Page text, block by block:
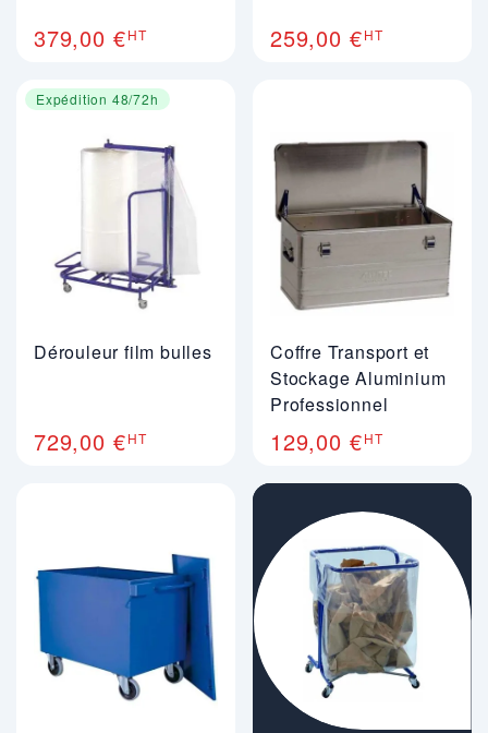
379,00 €HT 259,00 €HT
Expédition 48/72h
Dérouleur film bulles
729,00 €HT
Coffre Transport et
Stockage Aluminium
Professionnel
129,00 €HT